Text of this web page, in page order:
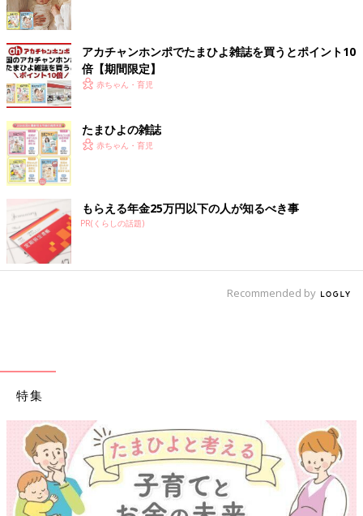
アカチャンホンポでたまひよ雑誌を買うとポイント10
倍【期間限定】
赤ちゃん・育児
たまひよの雑誌
赤ちゃん・育児
もらえる年金25万円以下の人が知るべき事
PR(くらしの話題)
Recommended by
特集